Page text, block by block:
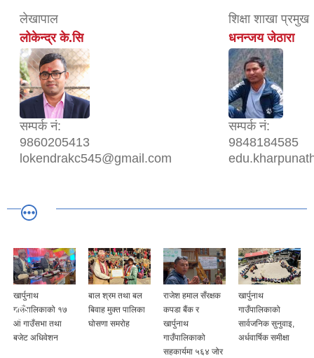
लेखापाल
लोकेन्द्र के.सि
सम्पर्क नं:
9860205413
lokendrakc545@gmail.com
शिक्षा शाखा प्रमुख
धनन्जय जेठारा
सम्पर्क नं:
9848184585
खार्पुनाथ
गाउँपालिकाको १७
औं गाउँसभा तथा
बजेट अधिवेशन
बाल श्रम तथा बल
बिवाह मुक्त पालिका
घोसणा समरोह
राजेश हमाल सँरक्षक
कपडा बैंक र
खार्पुनाथ
गाउँपालिकाको
सहकार्यमा ५६४ जोर
खार्पुनाथ
गाउँपालिकाको
सार्वजनिक सुनुवाइ,
अर्धवार्षिक समीक्षा